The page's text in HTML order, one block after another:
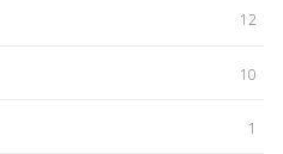
12
10
1